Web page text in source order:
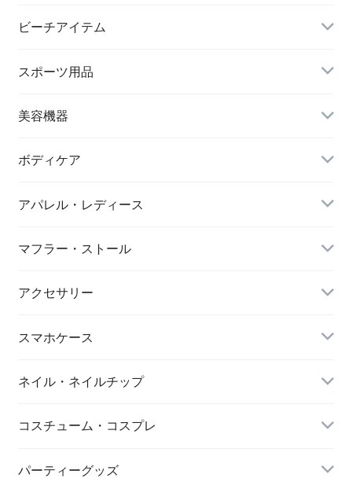
ビキニ
ハイネックビキニ
ビーチアイテム
ビーチサンダル
ヌードブラ
カーディガン・羽織
ステッカー
スポーツ用品
サウナスーツ
スイムウェア
スポーツブラ
レギンス・スパッツ
スポーツウェアセット
美容機器
脱毛器
ボディケア
リップ・唇
マスク
ダイエット
アイマスク
靴下・ソックス
シワ取りテープ
アパレル・レディース
レッグウォーマー
マフラー・ストール
大判ストール
アクセサリー
キーホルダー
スマホケース
iPhone
ネイル・ネイルチップ
コスチューム・コスプレ
クリスマス
パーティーグッズ